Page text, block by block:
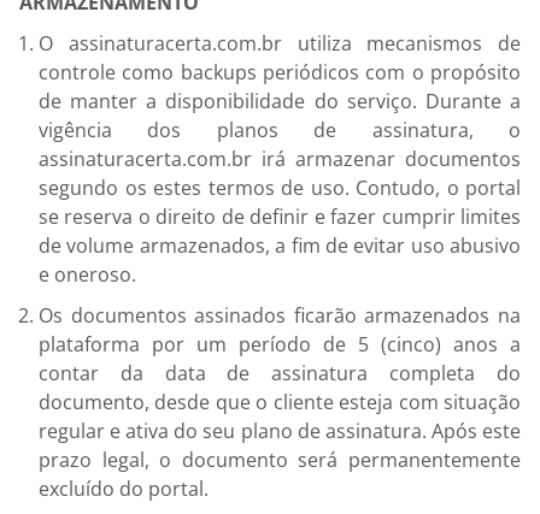
O assinaturacerta.com.br utiliza mecanismos de
controle como backups periódicos com o propósito
de manter a disponibilidade do serviço. Durante a
vigência dos planos de assinatura, o
assinaturacerta.com.br irá armazenar documentos
segundo os estes termos de uso. Contudo, o portal
se reserva o direito de definir e fazer cumprir limites
de volume armazenados, a fim de evitar uso abusivo
e oneroso.
Os documentos assinados ficarão armazenados na
plataforma por um período de 5 (cinco) anos a
contar da data de assinatura completa do
documento, desde que o cliente esteja com situação
regular e ativa do seu plano de assinatura. Após este
prazo legal, o documento será permanentemente
excluído do portal.